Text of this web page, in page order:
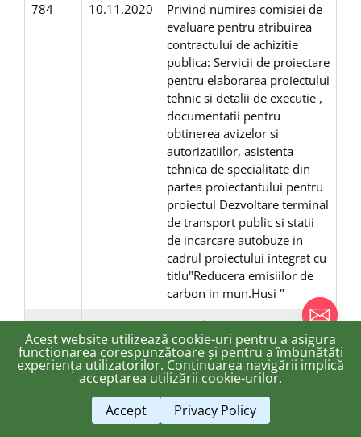
784
10.11.2020
Privind numirea comisiei de
evaluare pentru atribuirea
contractului de achizitie
publica: Servicii de proiectare
pentru elaborarea proiectului
tehnic si detalii de executie ,
documentatii pentru
obtinerea avizelor si
autorizatiilor, asistenta
tehnica de specialitate din
partea proiectantului pentru
proiectul Dezvoltare terminal
de transport public si statii
de incarcare autobuze in
cadrul proiectului integrat cu
titlu"Reducera emisiilor de
carbon in mun.Husi "
783
09.11.2020
Privind constituirea Comisiei
de acceptare a serviciilor
realizate in cadrul
contractului de inregistrare
sistematica a imobilelorpe
sectoare cadastrale, finantate
Acest website utilizează cookie-uri pentru a asigura
funcționarea corespunzătoare și pentru a îmbunătăți
experiența utilizatorilor. Continuarea navigării implică
acceptarea utilizării cookie-urilor.
Accept
Privacy Policy
chaty